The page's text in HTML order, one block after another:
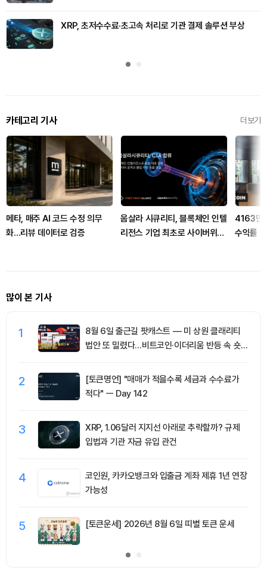
XRP, 초저수수료·초고속 처리로 기관 결제 솔루션 부상
카테고리 기사 더보기
메타, 매주 AI 코드 수정 의무
화…리뷰 데이터로 검증
웁살라 시큐리티, 블록체인 인텔
리전스 기업 최초로 사이버위협
4163만
수익률
많이 본 기사
1
8월 6일 출근길 팟캐스트 — 미 상원 클래리티
법안 또 밀렸다…비트코인·이더리움 반등 속 숏
2
[토큰명언] "매매가 적을수록 세금과 수수료가
적다" ㅡ Day 142
3
XRP, 1.06달러 지지선 아래로 추락할까? 규제
입법과 기관 자금 유입 관건
4
코인원, 카카오뱅크와 입출금 계좌 제휴 1년 연장
가능성
5 [토큰운세] 2026년 8월 6일 띠별 토큰 운세